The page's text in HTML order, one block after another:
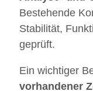
Bestehende
Stabilität,
geprüft.
Ein wichtiger
vorhandener